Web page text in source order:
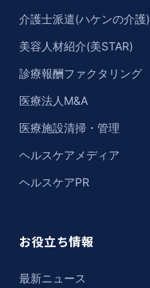
介護士派遣(ハケンの介護)
美容人材紹介(美STAR)
診療報酬ファクタリング
医療法人M&A
医療施設清掃・管理
ヘルスケアメディア
ヘルスケアPR
お役立ち情報
最新ニュース